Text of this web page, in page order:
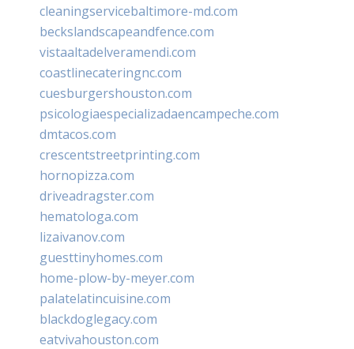
cleaningservicebaltimore-md.com
beckslandscapeandfence.com
vistaaltadelveramendi.com
coastlinecateringnc.com
cuesburgershouston.com
psicologiaespecializadaencampeche.com
dmtacos.com
crescentstreetprinting.com
hornopizza.com
driveadragster.com
hematologa.com
lizaivanov.com
guesttinyhomes.com
home-plow-by-meyer.com
palatelatincuisine.com
blackdoglegacy.com
eatvivahouston.com